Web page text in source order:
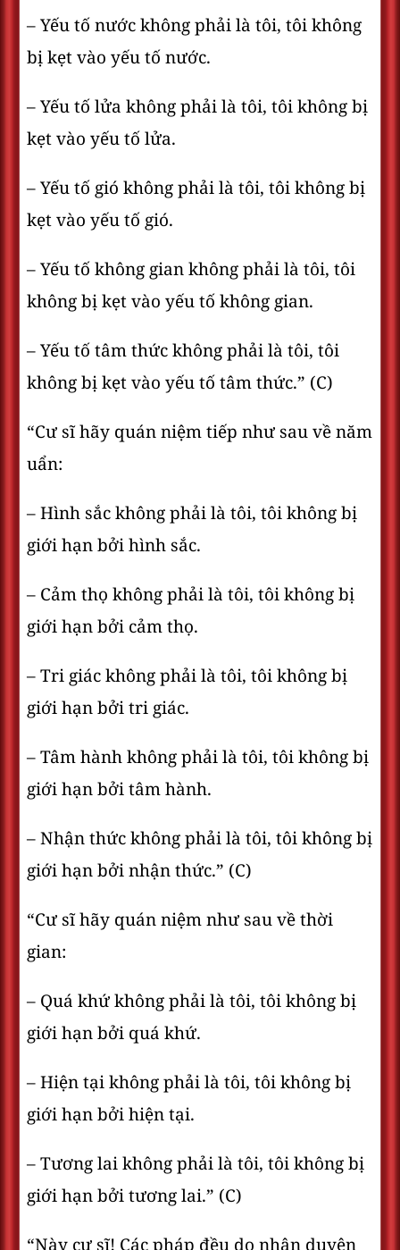
– Yếu tố nước không phải là tôi, tôi không
bị kẹt vào yếu tố nước.
– Yếu tố lửa không phải là tôi, tôi không bị
kẹt vào yếu tố lửa.
– Yếu tố gió không phải là tôi, tôi không bị
kẹt vào yếu tố gió.
– Yếu tố không gian không phải là tôi, tôi
không bị kẹt vào yếu tố không gian.
– Yếu tố tâm thức không phải là tôi, tôi
không bị kẹt vào yếu tố tâm thức.” (C)
“Cư sĩ hãy quán niệm tiếp như sau về năm
uẩn:
– Hình sắc không phải là tôi, tôi không bị
giới hạn bởi hình sắc.
– Cảm thọ không phải là tôi, tôi không bị
giới hạn bởi cảm thọ.
– Tri giác không phải là tôi, tôi không bị
giới hạn bởi tri giác.
– Tâm hành không phải là tôi, tôi không bị
giới hạn bởi tâm hành.
– Nhận thức không phải là tôi, tôi không bị
giới hạn bởi nhận thức.” (C)
“Cư sĩ hãy quán niệm như sau về thời
gian:
– Quá khứ không phải là tôi, tôi không bị
giới hạn bởi quá khứ.
– Hiện tại không phải là tôi, tôi không bị
giới hạn bởi hiện tại.
– Tương lai không phải là tôi, tôi không bị
giới hạn bởi tương lai.” (C)
“Này cư sĩ! Các pháp đều do nhân duyên